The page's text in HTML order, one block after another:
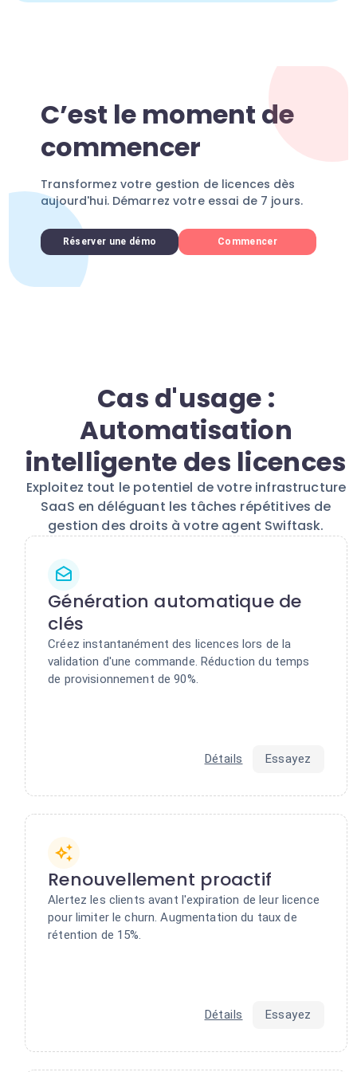
C’est le moment de
commencer
Transformez votre gestion de licences dès
aujourd'hui. Démarrez votre essai de 7 jours.
Réserver une démo Commencer
Cas d'usage :
Automatisation
intelligente des licences
Exploitez tout le potentiel de votre infrastructure
SaaS en déléguant les tâches répétitives de
gestion des droits à votre agent Swiftask.
Génération automatique de
clés
Créez instantanément des licences lors de la
validation d'une commande. Réduction du temps
de provisionnement de 90%.
Détails Essayez
Renouvellement proactif
Alertez les clients avant l'expiration de leur licence
pour limiter le churn. Augmentation du taux de
rétention de 15%.
Détails Essayez